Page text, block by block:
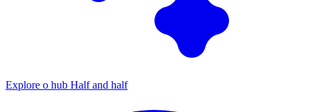
Explore o hub Half and half